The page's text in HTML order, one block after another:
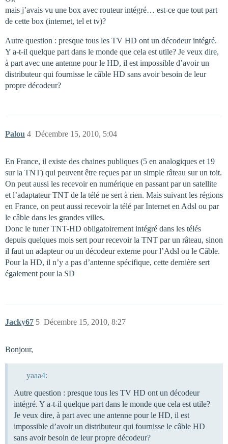
mais j’avais vu une box avec routeur intégré… est-ce que tout part
de cette box (internet, tel et tv)?
Autre question : presque tous les TV HD ont un décodeur intégré.
Y a-t-il quelque part dans le monde que cela est utile? Je veux dire,
à part avec une antenne pour le HD, il est impossible d’avoir un
distributeur qui fournisse le câble HD sans avoir besoin de leur
propre décodeur?
Palou Décembre 15, 2010, 5:04
4
En France, il existe des chaines publiques (5 en analogiques et 19
sur la TNT) qui peuvent être reçues par un simple râteau sur un toit.
On peut aussi les recevoir en numérique en passant par un satellite
et l’adaptateur TNT de la télé ne sert à rien. Mais suivant les régions
en France, on peut aussi recevoir la télé par Internet en Adsl ou par
le câble dans les grandes villes.
Donc le tuner TNT-HD obligatoirement intégré dans les télés
depuis quelques mois sert pour recevoir la TNT par un râteau, sinon
il faut un adapteur ou un décodeur externe pour l’Adsl ou le Câble.
Pour la HD, il n’y a pas d’antenne spécifique, cette dernière sert
également pour la SD
Jacky67 Décembre 15, 2010, 8:27
5
Bonjour,
yaaa4:
Autre question : presque tous les TV HD ont un décodeur
intégré. Y a-t-il quelque part dans le monde que cela est utile?
Je veux dire, à part avec une antenne pour le HD, il est
impossible d’avoir un distributeur qui fournisse le câble HD
sans avoir besoin de leur propre décodeur?